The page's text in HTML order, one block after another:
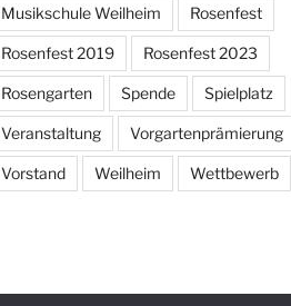
Musikschule Weilheim Rosenfest
Rosenfest 2019 Rosenfest 2023
Rosengarten Spende Spielplatz
Veranstaltung Vorgartenprämierung
Vorstand Weilheim Wettbewerb